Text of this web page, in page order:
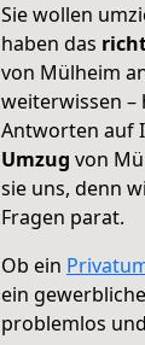
Sie wollen
haben das
von Mülheim
weiterwissen –
Antworten auf
Umzug von
sie uns, denn
Fragen parat.
Ob ein
ein
problemlos